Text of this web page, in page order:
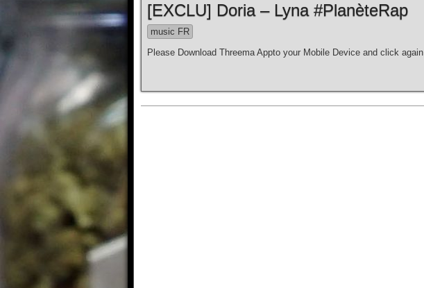
[EXCLU] Doria – Lyna #PlanèteRap
music FR
Please Download Threema Appto your Mobile Device and click again